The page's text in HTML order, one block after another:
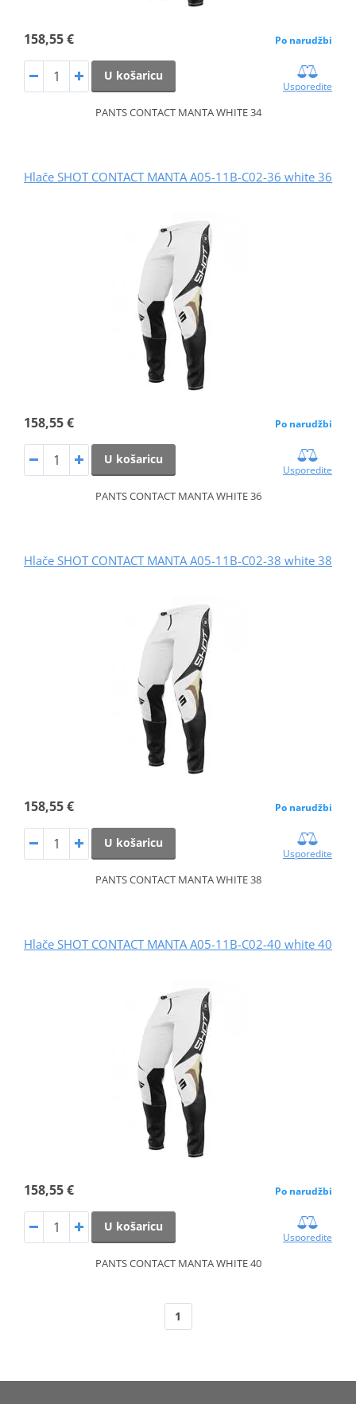
158,55 € Po narudžbi
U košaricu
Usporedite
PANTS CONTACT MANTA WHITE 34
Hlače SHOT CONTACT MANTA A05-11B-C02-36 white 36
158,55 € Po narudžbi
U košaricu
Usporedite
PANTS CONTACT MANTA WHITE 36
Hlače SHOT CONTACT MANTA A05-11B-C02-38 white 38
158,55 € Po narudžbi
U košaricu
Usporedite
PANTS CONTACT MANTA WHITE 38
Hlače SHOT CONTACT MANTA A05-11B-C02-40 white 40
158,55 € Po narudžbi
U košaricu
Usporedite
PANTS CONTACT MANTA WHITE 40
1